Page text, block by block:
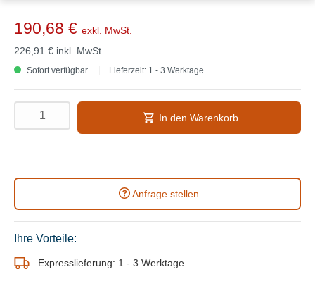
190,68 € exkl. MwSt.
226,91 € inkl. MwSt.
Sofort verfügbar Lieferzeit: 1 - 3 Werktage
In den Warenkorb
Anfrage stellen
Ihre Vorteile:
Expresslieferung: 1 - 3 Werktage